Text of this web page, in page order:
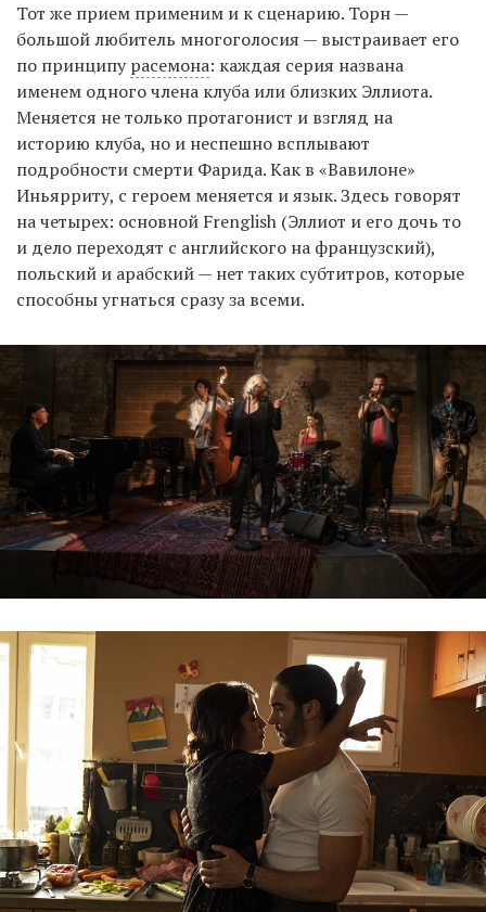
Тот же прием применим и к сценарию. Торн —
большой любитель многоголосия — выстраивает его
по принципурасемона: каждая серия названа
именем одного члена клуба или близких Эллиота.
Меняется не только протагонист и взгляд на
историю клуба, но и неспешно всплывают
подробности смерти Фарида. Как в «Вавилоне»
Иньярриту, с героем меняется и язык. Здесь говорят
на четырех: основной Frenglish (Эллиот и его дочь то
и дело переходят с английского на французский),
польский и арабский — нет таких субтитров, которые
способны угнаться сразу за всеми.